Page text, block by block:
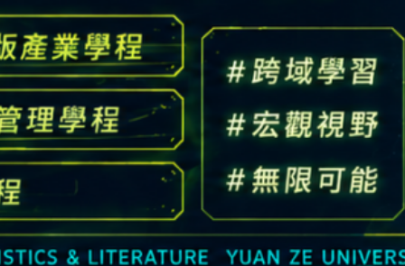
cldept@saturn.yzu.edu.tw
校本部電話：+886-3-4638800 #2706,2707
地址：桃園市中壢區遠東路 135 號  元智五館 6 樓